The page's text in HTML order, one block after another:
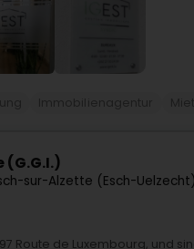
(G.G.I.)
sur-Alzette (Esch-Uelzecht)
Route de Luxembourg, und